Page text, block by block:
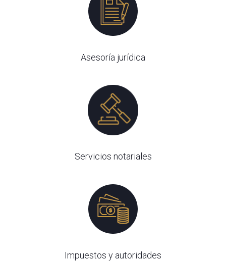
Asesoría jurídica
Servicios notariales
Impuestos y autoridades